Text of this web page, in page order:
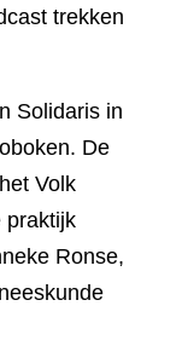
trekken
Solidaris in
De
Volk
praktijk
Ronse,